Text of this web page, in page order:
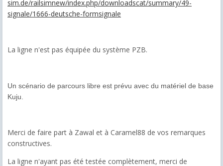
sim.de/railsimnew/index.php/downloadscat/summary/49-
signale/1666-deutsche-formsignale
La ligne n'est pas équipée du système PZB.
Un scénario de parcours libre est prévu avec du matériel de base
Kuju.
Merci de faire part à Zawal et à Caramel88 de vos remarques
constructives.
La ligne n'ayant pas été testée complètement, merci de